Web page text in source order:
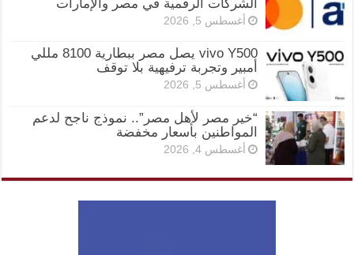
الشركات الرقمية في مصر والإمارات
أغسطس 5, 2026
vivo Y500 يصل مصر ببطارية 8100 مللي
أمبير وتجربة ترفيهية بلا توقف
أغسطس 5, 2026
“خير مصر لأهل مصر”.. نموذج ناجح لدعم
المواطنين بأسعار مخفضة
أغسطس 4, 2026